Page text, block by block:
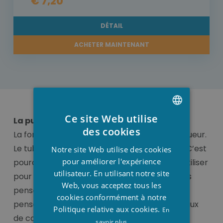
DÉTAIL
ACHETER MAINTENANT
La puissance du ‘tube rigide’.
La force du tube de pression est dans la longueur.
Le tube peut très bien résister à la pression. C’est
pourquoi le tube de pression est beaucoup utiliser
pour élaborer les constructions. Lorsque nous
pensons à une conduite sous pression, nous
pensons souvent à la tuyauterie lors de travaux
de construction, mais pensez à votre propre
ENGLISH
Ce site Web utilise
des cookies
Notre site Web utilise des cookies
pour améliorer l'expérience
utilisateur. En utilisant notre site
Web, vous acceptez tous les
cookies conformément à notre
Politique relative aux cookies. En